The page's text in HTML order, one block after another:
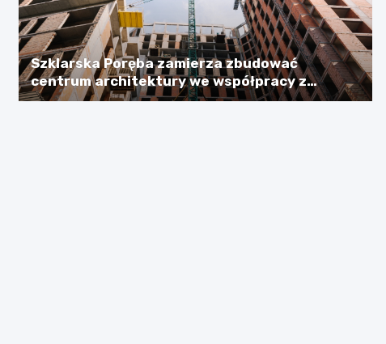
Szklarska Poręba zamierza zbudować
centrum architektury we współpracy z
Niemcami, licząc na dotację w wysokości